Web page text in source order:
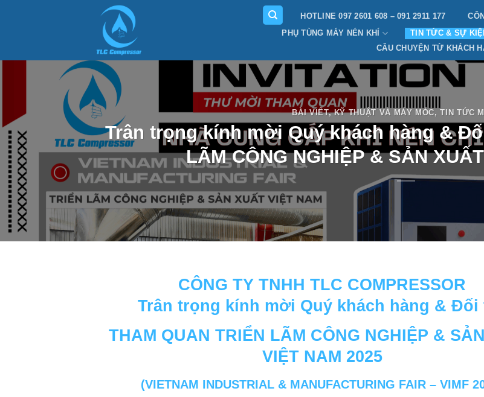
HOTLINE 097 2601 608 – 091 2911 177
PHỤ TÙNG MÁY NÉN KHÍ
TIN TỨC & SỰ
CÂU CHUYỆN TỪ KHÁCH
BÀI VIẾT,KỸ THUẬT VÀ MÁY MÓC,TIN TỨC
Trân trọng kính mời Quý khách hàng &
LÃM CÔNG NGHIỆP & SẢN
CÔNG TY TNHH TLC COMPRESSOR
Trân trọng kính mời Quý khách hàng & Đối
THAM QUAN TRIỂN LÃM CÔNG NGHIỆP &
VIỆT NAM 2025
(VIETNAM INDUSTRIAL & MANUFACTURING FAIR – VIMF